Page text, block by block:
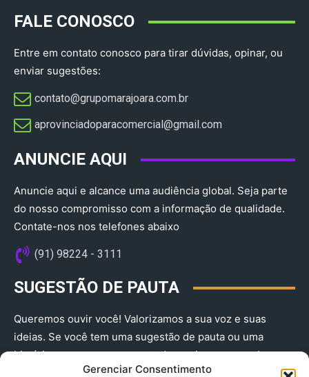
Gerenciar Consentimento
FALE CONOSCO
Entre em contato conosco para tirar dúvidas, opinar, ou
enviar sugestões:
contato@grupomarajoara.com.br
aprovinciadoparacomercial@gmail.com​
ANUNCIE AQUI
Anuncie aqui e alcance uma audiência global. Seja parte
do nosso compromisso com a informação de qualidade.
Contate-nos nos telefones abaixo
(91) 98224 - 3111
SUGESTÃO DE PAUTA
Queremos ouvir você! Valorizamos a sua voz e suas
ideias. Se você tem uma sugestão de pauta ou uma
história que merece ser contada, envie-nos agora!